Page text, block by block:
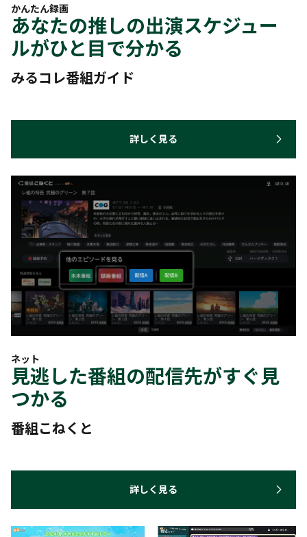
かんたん録画
あなたの推しの出演スケジュー
ルがひと目で分かる
みるコレ番組ガイド
詳しく見る
ネット
見逃した番組の配信先がすぐ見
つかる
番組こねくと
詳しく見る